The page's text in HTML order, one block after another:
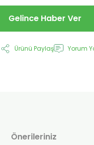
Gelince Haber Ver
Ürünü Paylaş Yorum
Önerileriniz